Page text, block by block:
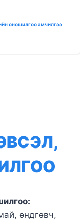
оношилгоо эмчилгээ
өндгөвч,